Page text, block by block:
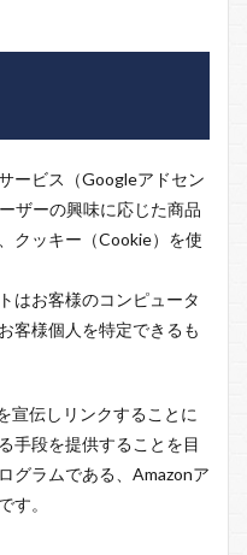
ービス（Googleアドセン
ザーの興味に応じた商品
クッキー（Cookie）を使
はお客様のコンピュータ
客様個人を特定できるも
宣伝しリンクすることに
手段を提供することを目
グラムである、Amazonア
す。